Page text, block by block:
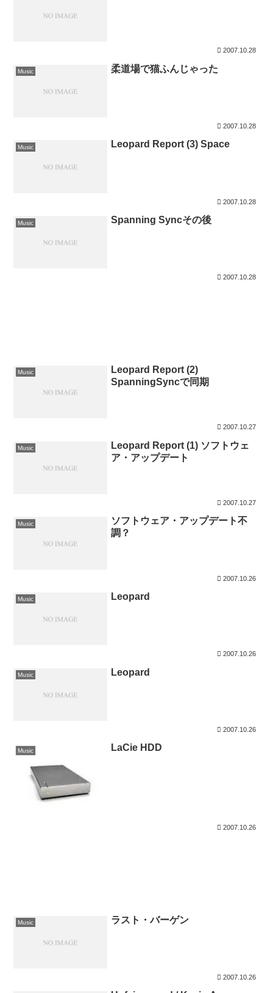
2007.10.28
Music 柔道場で猫ふんじゃった
2007.10.28
Music Leopard Report (3) Space
2007.10.28
Music Spanning Syncその後
2007.10.28
Music
Leopard Report (2)
SpanningSyncで同期
2007.10.27
Music
Leopard Report (1) ソフトウェ
ア・アップデート
2007.10.27
Music
ソフトウェア・アップデート不
調？
2007.10.26
Music Leopard
2007.10.26
Music Leopard
2007.10.26
Music LaCie HDD
2007.10.26
Music ラスト・バーゲン
2007.10.26